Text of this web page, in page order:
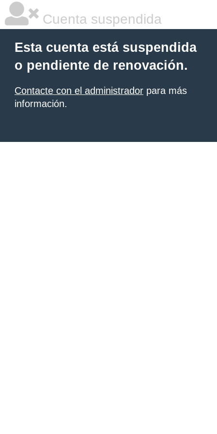
Cuenta suspendida
Esta cuenta está suspendida
o pendiente de renovación.
Contacte con el administrador para más
información.